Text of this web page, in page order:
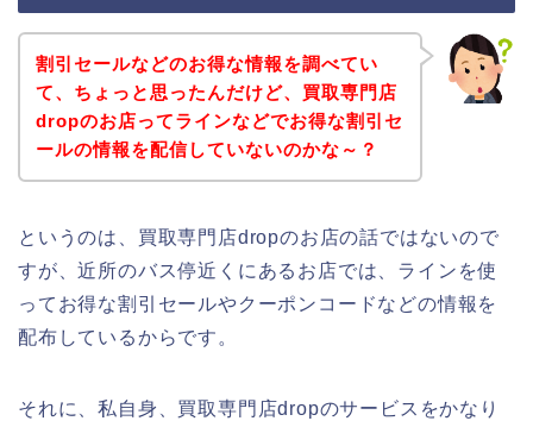
割引セールなどのお得な情報を調べてい
て、ちょっと思ったんだけど、買取専門店
dropのお店ってラインなどでお得な割引セ
ールの情報を配信していないのかな～？
というのは、買取専門店dropのお店の話ではないので
すが、近所のバス停近くにあるお店では、ラインを使
ってお得な割引セールやクーポンコードなどの情報を
配布しているからです。
それに、私自身、買取専門店dropのサービスをかなり